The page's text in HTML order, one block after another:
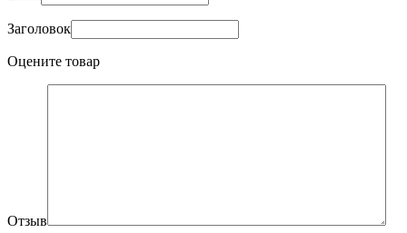
Заголовок
Оцените товар
Отзыв